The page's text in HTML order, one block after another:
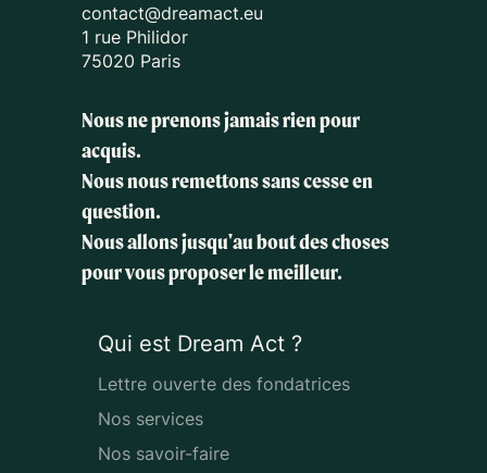
contact@dreamact.eu
1 rue Philidor
75020 Paris
Nous ne prenons jamais rien pour
acquis.
Nous nous remettons sans cesse en
question.
Nous allons jusqu'au bout des choses
pour vous proposer le meilleur.
Qui est Dream Act ?
Lettre ouverte des fondatrices
Nos services
Nos savoir-faire